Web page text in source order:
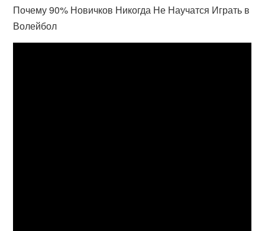
Почему 90% Новичков Никогда Не Научатся Играть в
Волейбол